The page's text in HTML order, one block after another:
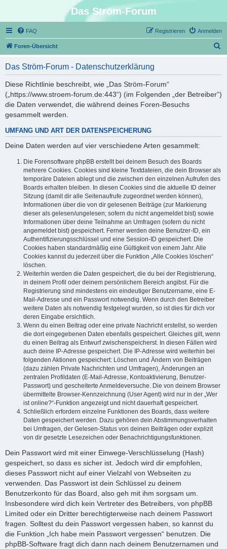
Das Ström-Forum
FAQ Anmelden
Registrieren
Foren-Übersicht
Das Ström-Forum - Datenschutzerklärung
Diese Richtlinie beschreibt, wie „Das Ström-Forum“
(„https://www.stroem-forum.de:443“) (im Folgenden „der Betreiber“)
die Daten verwendet, die während deines Foren-Besuchs
gesammelt werden.
UMFANG UND ART DER DATENSPEICHERUNG
Deine Daten werden auf vier verschiedene Arten gesammelt:
Die Forensoftware phpBB erstellt bei deinem Besuch des Boards
mehrere Cookies. Cookies sind kleine Textdateien, die dein Browser als
temporäre Dateien ablegt und die zwischen den einzelnen Aufrufen des
Boards erhalten bleiben. In diesen Cookies sind die aktuelle ID deiner
Sitzung (damit dir alle Seitenaufrufe zugeordnet werden können),
Informationen über die von dir gelesenen Beiträge (zur Markierung
dieser als gelesen/ungelesen; sofern du nicht angemeldet bist) sowie
Informationen über deine Teilnahme an Umfragen (sofern du nicht
angemeldet bist) gespeichert. Ferner werden deine Benutzer-ID, ein
Authentifizierungsschlüssel und eine Session-ID gespeichert. Die
Cookies haben standardmäßig eine Gültigkeit von einem Jahr. Alle
Cookies kannst du jederzeit über die Funktion „Alle Cookies löschen“
löschen.
Weiterhin werden die Daten gespeichert, die du bei der Registrierung,
in deinem Profil oder deinem persönlichem Bereich angibst. Für die
Registrierung sind mindestens ein eindeutiger Benutzername, eine E-
Mail-Adresse und ein Passwort notwendig. Wenn durch den Betreiber
weitere Daten als notwendig festgelegt wurden, so ist dies für dich vor
deren Eingabe ersichtlich.
Wenn du einen Beitrag oder eine private Nachricht erstellst, so werden
die dort eingegebenen Daten ebenfalls gespeichert. Gleiches gilt, wenn
du einen Beitrag als Entwurf zwischenspeicherst. In diesen Fällen wird
auch deine IP-Adresse gespeichert. Die IP-Adresse wird weiterhin bei
folgenden Aktionen gespeichert: Löschen und Ändern von Beiträgen
(dazu zählen Private Nachrichten und Umfragen), Änderungen an
zentralen Profildaten (E-Mail-Adresse, Kontoaktivierung, Benutzer-
Passwort) und gescheiterte Anmeldeversuche. Die von deinem Browser
übermittelte Browser-Kennzeichnung (User Agent) wird nur in der „Wer
ist online?“-Funktion angezeigt und nicht dauerhaft gespeichert.
Schließlich erfordern einzelne Funktionen des Boards, dass weitere
Daten gespeichert werden. Dazu gehören dein Abstimmungsverhalten
bei Umfragen, der Gelesen-Status von deinen Beiträgen oder explizit
von dir gesetzte Lesezeichen oder Benachrichtigungsfunktionen.
Dein Passwort wird mit einer Einwege-Verschlüsselung (Hash)
gespeichert, so dass es sicher ist. Jedoch wird dir empfohlen,
dieses Passwort nicht auf einer Vielzahl von Webseiten zu
verwenden. Das Passwort ist dein Schlüssel zu deinem
Benutzerkonto für das Board, also geh mit ihm sorgsam um.
Insbesondere wird dich kein Vertreter des Betreibers, von phpBB
Limited oder ein Dritter berechtigterweise nach deinem Passwort
fragen. Solltest du dein Passwort vergessen haben, so kannst du
die Funktion „Ich habe mein Passwort vergessen“ benutzen. Die
phpBB-Software fragt dich dann nach deinem Benutzernamen und